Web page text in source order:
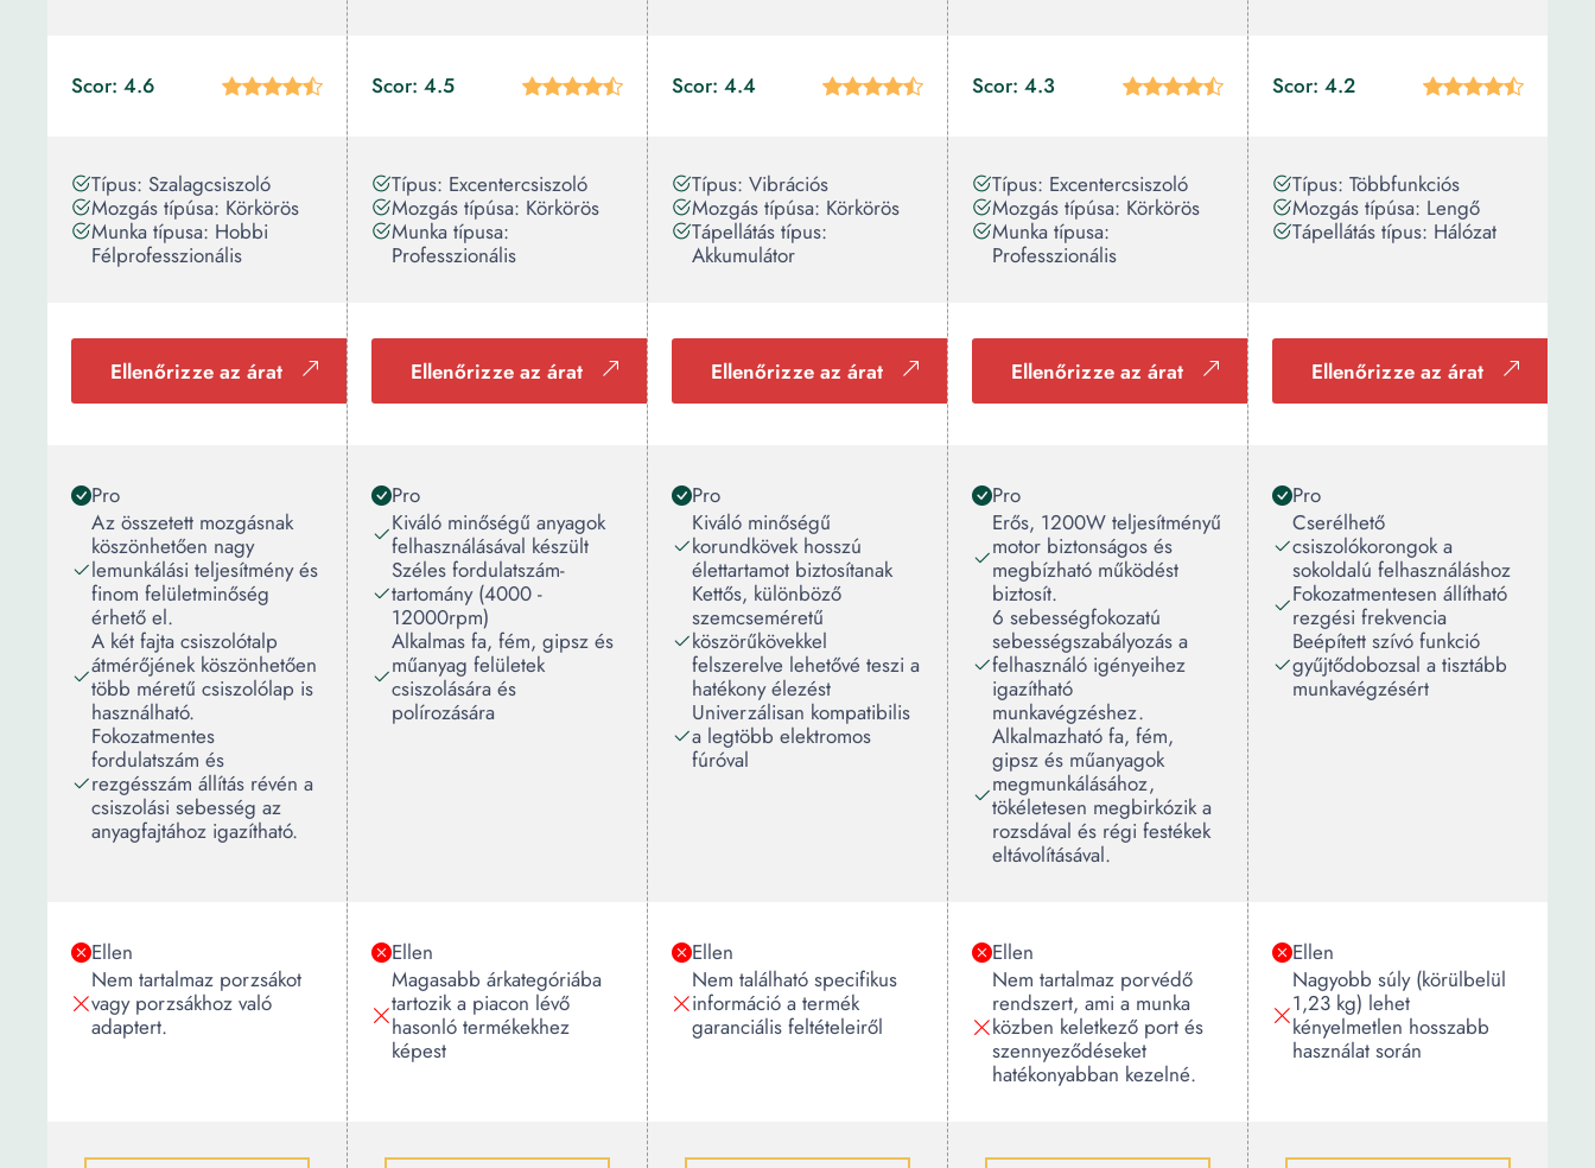
Scor: 4.6
Típus: Szalagcsiszoló
Mozgás típúsa: Körkörös
Munka típusa: Hobbi
Félprofesszionális
Ellenőrizze az árat
Pro
Az összetett mozgásnak
köszönhetően nagy
lemunkálási teljesítmény és
finom felületminőség
érhető el.
A két fajta csiszolótalp
átmérőjének köszönhetően
több méretű csiszolólap is
használható.
Fokozatmentes
fordulatszám és
rezgésszám állítás révén a
csiszolási sebesség az
anyagfajtához igazítható.
Ellen
Nem tartalmaz porzsákot
vagy porzsákhoz való
adaptert.
Scor: 4.5
Típus: Excentercsiszoló
Mozgás típúsa: Körkörös
Munka típusa:
Professzionális
Ellenőrizze az árat
Pro
Kiváló minőségű anyagok
felhasználásával készült
Széles fordulatszám-
tartomány (4000 -
12000rpm)
Alkalmas fa, fém, gipsz és
műanyag felületek
csiszolására és
polírozására
Ellen
Magasabb árkategóriába
tartozik a piacon lévő
hasonló termékekhez
képest
Scor: 4.4
Típus: Vibrációs
Mozgás típúsa: Körkörös
Tápellátás típus:
Akkumulátor
Ellenőrizze az árat
Pro
Kiváló minőségű
korundkövek hosszú
élettartamot biztosítanak
Kettős, különböző
szemcseméretű
köszörűkövekkel
felszerelve lehetővé teszi a
hatékony élezést
Univerzálisan kompatibilis
a legtöbb elektromos
fúróval
Ellen
Nem található specifikus
információ a termék
garanciális feltételeiről
Scor: 4.3
Típus: Excentercsiszoló
Mozgás típúsa: Körkörös
Munka típusa:
Professzionális
Ellenőrizze az árat
Pro
Erős, 1200W teljesítményű
motor biztonságos és
megbízható működést
biztosít.
6 sebességfokozatú
sebességszabályozás a
felhasználó igényeihez
igazítható
munkavégzéshez.
Alkalmazható fa, fém,
gipsz és műanyagok
megmunkálásához,
tökéletesen megbirkózik a
rozsdával és régi festékek
eltávolításával.
Ellen
Nem tartalmaz porvédő
rendszert, ami a munka
közben keletkező port és
szennyeződéseket
hatékonyabban kezelné.
Scor: 4.2
Típus: Többfunkciós
Mozgás típúsa: Lengő
Tápellátás típus: Hálózat
Ellenőrizze az árat
Pro
Cserélhető
csiszolókorongok a
sokoldalú felhasználáshoz
Fokozatmentesen állítható
rezgési frekvencia
Beépített szívó funkció
gyűjtődobozsal a tisztább
munkavégzésért
Ellen
Nagyobb súly (körülbelül
1,23 kg) lehet
kényelmetlen hosszabb
használat során